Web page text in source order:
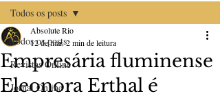
Todos os posts
Revistas Online
Jornal Online
Todos os posts
Empresária fluminense
Eleonora Erthal é
Absolute Rio
12 de mar.2 min de leitura